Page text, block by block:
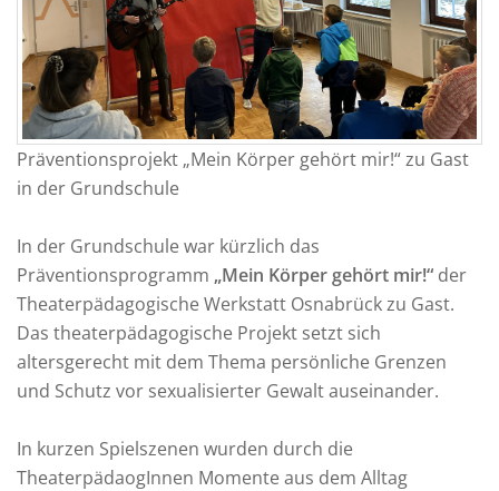
Präventionsprojekt „Mein Körper gehört mir!“ zu Gast
in der Grundschule
In der Grundschule war kürzlich das
Präventionsprogramm „Mein Körper gehört mir!“ der
Theaterpädagogische Werkstatt Osnabrückzu Gast.
Das theaterpädagogische Projekt setzt sich
altersgerecht mit dem Thema persönliche Grenzen
und Schutz vor sexualisierter Gewalt auseinander.
In kurzen Spielszenen wurden durch die
TheaterpädaogInnen Momente aus dem Alltag